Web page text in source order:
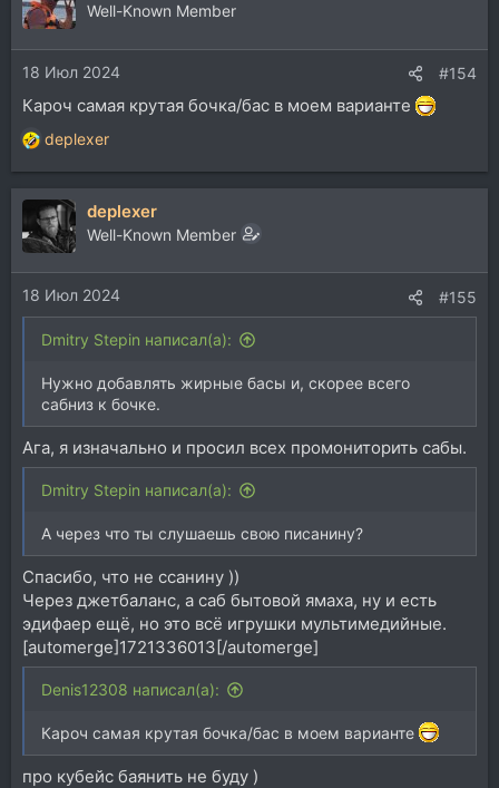
Well-Known Member
18 Июл 2024 #154
Кароч самая крутая бочка/бас в моем варианте
Р
е
а
ц
и
и
:
deplexer
deplexer
Well-Known Member
18 Июл 2024 #155
Dmitry Stepin написал(а):
Нужно добавлять жирные басы и, скорее всего
сабниз к бочке.
Ага, я изначально и просил всех промониторить сабы.
Dmitry Stepin написал(а):
А через что ты слушаешь свою писанину?
Спасибо, что не ссанину ))
Через джетбаланс, а саб бытовой ямаха, ну и есть
эдифаер ещё, но это всё игрушки мультимедийные.
[automerge]1721336013[/automerge]
Denis12308 написал(а):
Кароч самая крутая бочка/бас в моем варианте
про кубейс баянить не буду )